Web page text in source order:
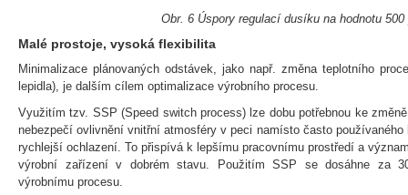
Obr. 6 Úspory regulací dusíku na hodnotu 500
Malé prostoje, vysoká flexibilita
Minimalizace plánovaných odstávek, jako např. změna teplotního
lepidla), je dalším cílem optimalizace výrobního procesu.
Využitím tzv. SSP (Speed switch process) lze dobu potřebnou ke
nebezpečí ovlivnění vnitřní atmosféry v peci namísto často používaného
rychlejší ochlazení. To přispívá k lepšímu pracovnímu prostředí a
výrobní zařízení v dobrém stavu. Použitím SSP se dosáhne za
výrobnímu procesu.